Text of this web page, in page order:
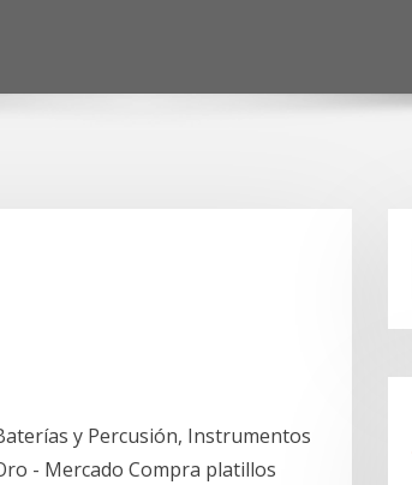
y Percusión, Instrumentos
- Mercado Compra platillos